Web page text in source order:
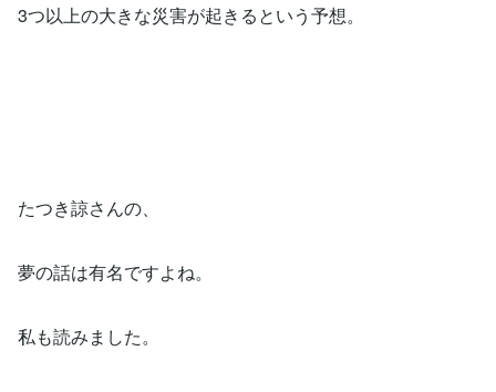
3つ以上の大きな災害が起きるという予想。
たつき諒さんの、
夢の話は有名ですよね。
私も読みました。